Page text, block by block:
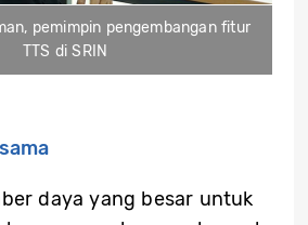
pemimpin pengembangan fitur
TTS di SRIN
daya yang besar untuk